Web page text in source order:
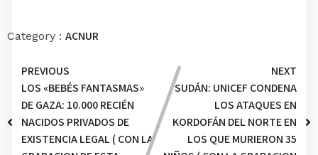
Category : ACNUR
PREVIOUS
LOS «BEBÉS FANTASMAS»
DE GAZA: 10.000 RECIÉN
NACIDOS PRIVADOS DE
EXISTENCIA LEGAL ( CON LA
NEXT
SUDÁN: UNICEF CONDENA
LOS ATAQUES EN
KORDOFÁN DEL NORTE EN
LOS QUE MURIERON 35